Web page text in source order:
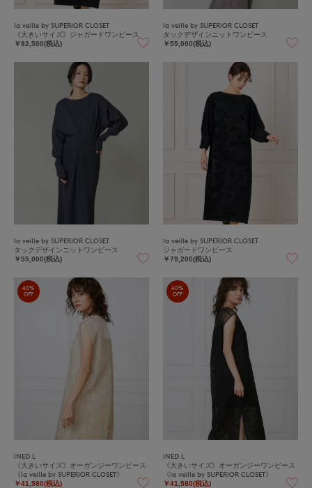
la veille by SUPERIOR CLOSET
《大きいサイズ》ジャガードワンピース
￥82,500(税込)
la veille by SUPERIOR CLOSET
タックデザインニットワンピース
￥55,000(税込)
la veille by SUPERIOR CLOSET
タックデザインニットワンピース
￥55,000(税込)
la veille by SUPERIOR CLOSET
ジャガードワンピース
￥79,200(税込)
40%
OFF
INED L
《大きいサイズ》オーガンジーワンピース
《la veille by SUPERIOR CLOSET》
￥41,580(税込)
40%
OFF
INED L
《大きいサイズ》オーガンジーワンピース
《la veille by SUPERIOR CLOSET》
￥41,580(税込)